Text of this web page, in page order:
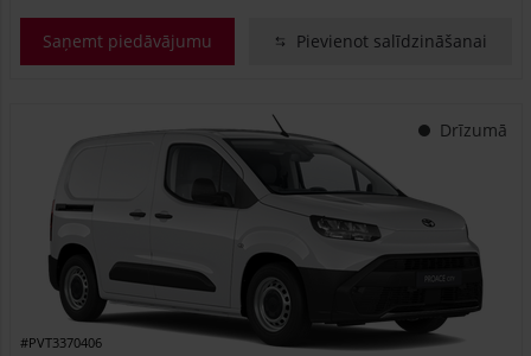
Saņemt piedāvājumu Pievienot salīdzināšanai
Drīzumā
#PVT3370406